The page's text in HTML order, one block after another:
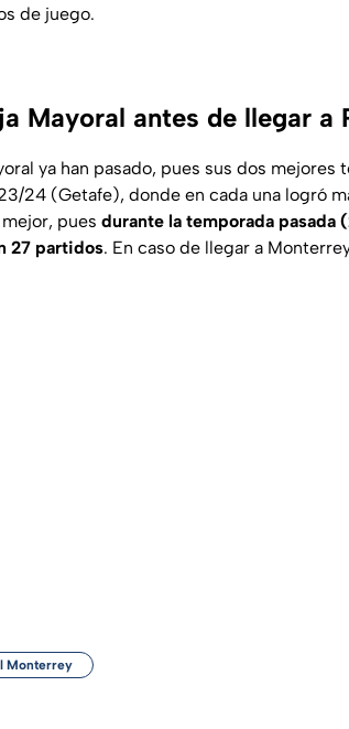
de juego.
Mayoral antes de llegar a
ya han pasado, pues sus dos mejores
24 (Getafe), donde en cada una logró
pues durante la temporada pasada
27 partidos. En caso de llegar a
Monterrey